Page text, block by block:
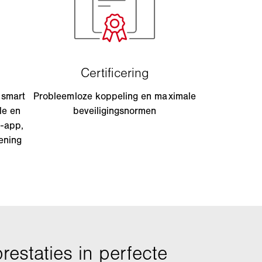
en
app,
Probleemloze koppeling en maximale
beveiligingsnormen